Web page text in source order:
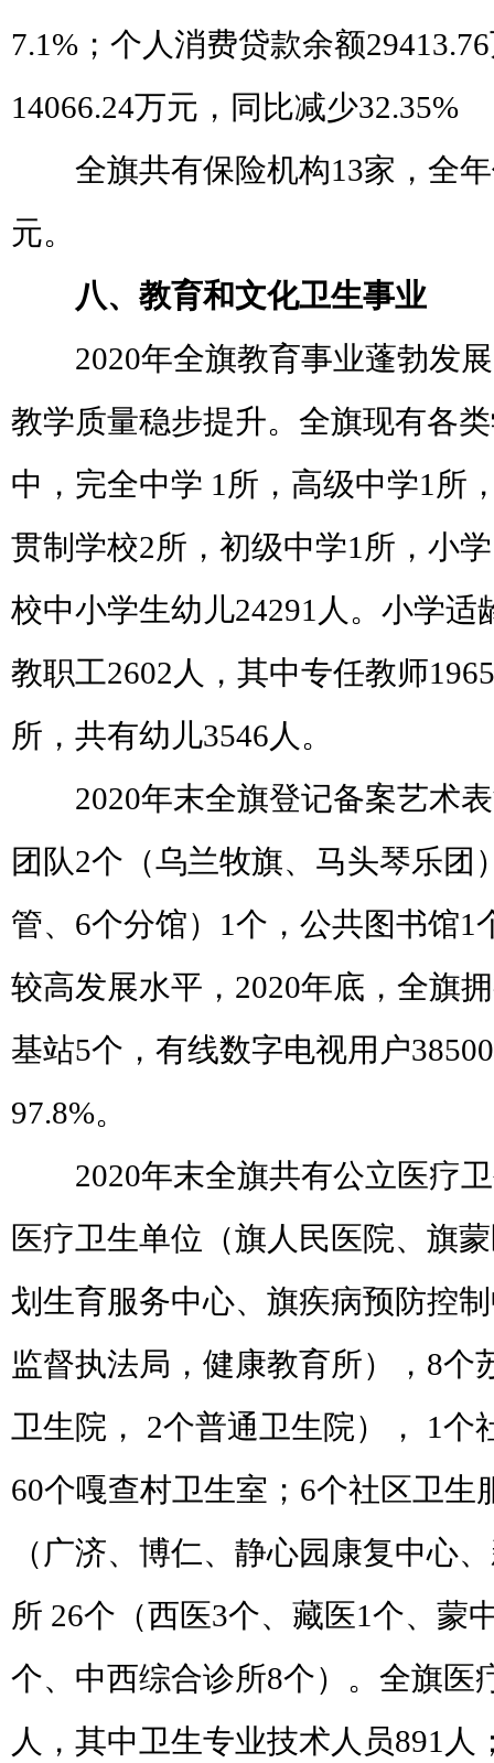
7.1% ；个人消费贷款余额29413.76
14066.24万元，同比减少32.35%
全旗共有保险机构13家， 全
元。
八、教育和文化卫生事业
2020年全旗教育事业蓬勃发
教学质量稳步提升。全旗现有各
中，完全中学 1 所，高级中学1 所
贯制学校2所，初级中学1 所，小学
校中小学生幼儿24291 人。小学适
教职工2602 人，其中专任教师1965
所，共有幼儿3546 人。
2020年末全旗登记备案艺术
团队2个（乌兰牧旗、马头琴乐团
管、 6个分馆） 1个，公共图书馆1
较高发展水平， 2020年底，全旗
基站5个 ，有线数字电视用户38500
97.8%。
2020年末全旗共有公立医疗
医疗卫生单位（旗人民医院、旗
划生育服务中心、旗疾病预防控
监督执法局，健康教育所）， 8个
卫生院，
2个普通卫生院）， 1个
60个嘎查村卫生室； 6个社区卫生
（广济、博仁、静心园康复中心
所 26个（西医3个、藏医1个、蒙
个、中西综合诊所8个）。全旗医
人，其中卫生专业技术人员891 人